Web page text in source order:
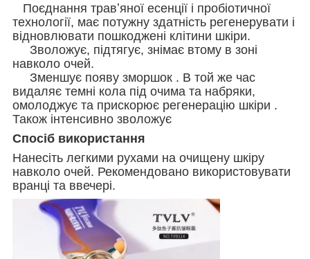
Поєднання травʼяної есенції і пробіотичної
технології, має потужну здатність регенерувати і
відновлювати пошкоджені клітини шкіри.
Зволожує, підтягує, знімає втому в зоні
навколо очей.
Зменшує появу зморшок . В той же час
видаляє темні кола під очима та набряки,
омолоджує та прискорює регенерацію шкіри .
Також інтенсивно зволожує
Спосіб використання
Нанесіть легкими рухами на очищену шкіру
навколо очей. Рекомендовано використовувати
вранці та ввечері.